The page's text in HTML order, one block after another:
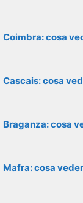
Coimbra: cosa
Cascais: cosa
Braganza: cosa
Mafra: cosa